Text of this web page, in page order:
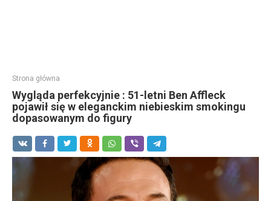
Strona główna
Wygląda perfekcyjnie : 51-letni Ben Affleck
pojawił się w eleganckim niebieskim smokingu
dopasowanym do figury